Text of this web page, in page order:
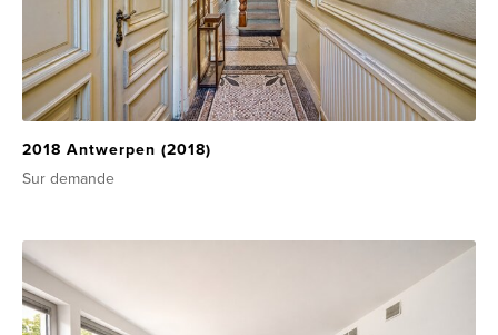
2018 Antwerpen (2018)
Sur demande